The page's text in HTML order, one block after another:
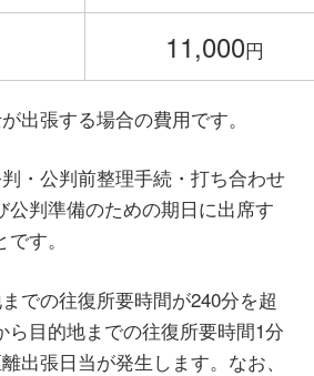
11,000円
出張する場合の費用です。
・公判前整理手続・打ち合わせ
公判準備のための期日に出席す
す。
での往復所要時間が240分を超
ら目的地までの往復所要時間1分
出張日当が発生します。なお、